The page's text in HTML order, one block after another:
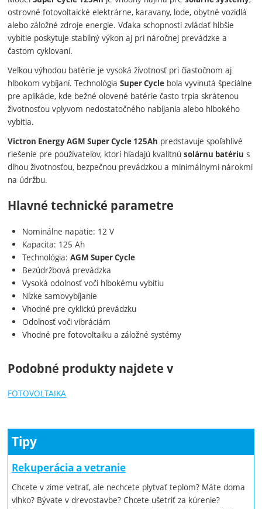
ostrovné fotovoltaické elektrárne, karavany, lode, obytné vozidlá
alebo záložné zdroje energie. Vďaka schopnosti zvládať hlbšie
vybitie poskytuje stabilný výkon aj pri náročnej prevádzke a
častom cyklovaní.
Veľkou výhodou batérie je vysoká životnosť pri čiastočnom aj
hlbokom vybíjaní. TechnológiaSuper Cycle bola vyvinutá špeciálne
pre aplikácie, kde bežné olovené batérie často trpia skrátenou
životnosťou vplyvom nedostatočného nabíjania alebo hlbokého
vybitia.
Victron Energy AGM Super Cycle 125Ah predstavuje spoľahlivé
riešenie pre používateľov, ktorí hľadajú kvalitnúsolárnu batériu s
dlhou životnosťou, bezpečnou prevádzkou a minimálnymi nárokmi
na údržbu.
Hlavné technické parametre
Nominálne napätie: 12 V
Kapacita: 125 Ah
Technológia:AGM Super Cycle
Bezúdržbová prevádzka
Vysoká odolnosť voči hlbokému vybitiu
Nízke samovybíjanie
Vhodné pre cyklickú prevádzku
Odolnosť voči vibráciám
Vhodné pre fotovoltaiku a záložné systémy
Podobné produkty najdete v
FOTOVOLTAIKA
Tipy
Rekuperácia a vetranie
Chcete v zime vetrať, ale nechcete plytvať teplom? Máte doma
vlhko? Bývate v drevostavbe? Chcete ušetriť za kúrenie?